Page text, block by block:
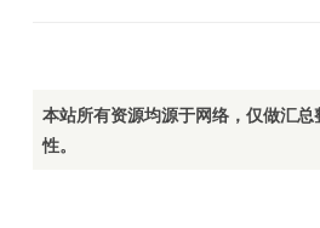
本站所有资源均源于网络，仅做汇
性。